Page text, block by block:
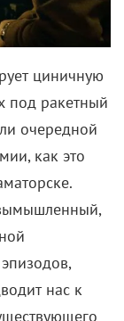
циничную
под ракетный
очередной
как это
нас к